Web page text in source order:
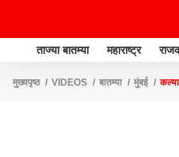
ताज्या बातम्या महाराष्ट्र
मुख्यपृष्ठ VIDEOS बातम्या मुंबई